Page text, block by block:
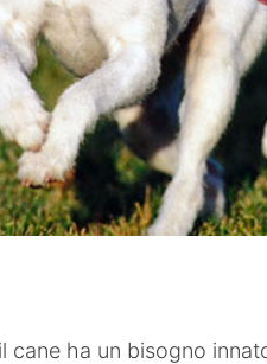
cane ha un bisogno